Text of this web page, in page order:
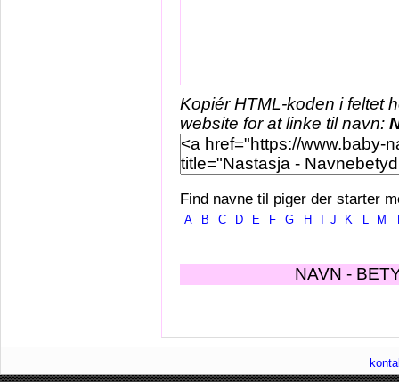
Kopiér HTML-koden i feltet
website for at linke til navn:
Find navne til piger der starter
A B C D E F G H J K L M
NAVN -